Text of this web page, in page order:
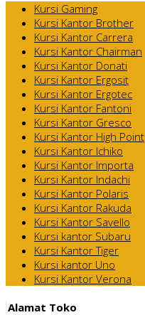
Kursi Gaming
Kursi Kantor Brother
Kursi Kantor Carrera
Kursi Kantor Chairman
Kursi Kantor Donati
Kursi Kantor Ergosit
Kursi Kantor Ergotec
Kursi Kantor Fantoni
Kursi Kantor Gresco
Kursi Kantor High Point
Kursi Kantor Ichiko
Kursi Kantor Importa
Kursi Kantor Indachi
Kursi Kantor Polaris
Kursi Kantor Rakuda
Kursi Kantor Savello
Kursi kantor Subaru
Kursi Kantor Tiger
Kursi kantor Uno
Kursi Kantor Verona
Alamat Toko